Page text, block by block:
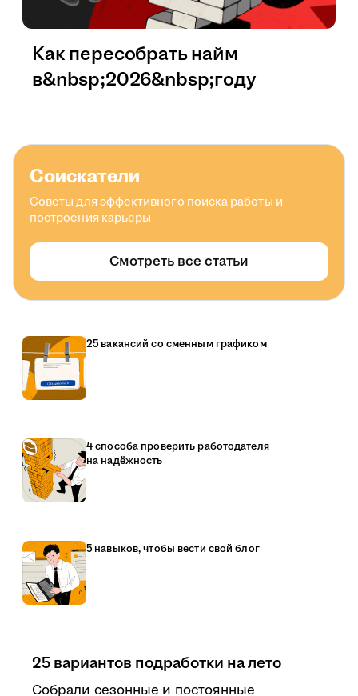
Как пересобрать найм
в&nbsp;2026&nbsp;году
Соискатели
Советы для эффективного поиска работы и
построения карьеры
Смотреть все статьи
25 вакансий со сменным графиком
4 способа проверить работодателя
на надёжность
5 навыков, чтобы вести свой блог
25 вариантов подработки на лето
Собрали сезонные и постоянные